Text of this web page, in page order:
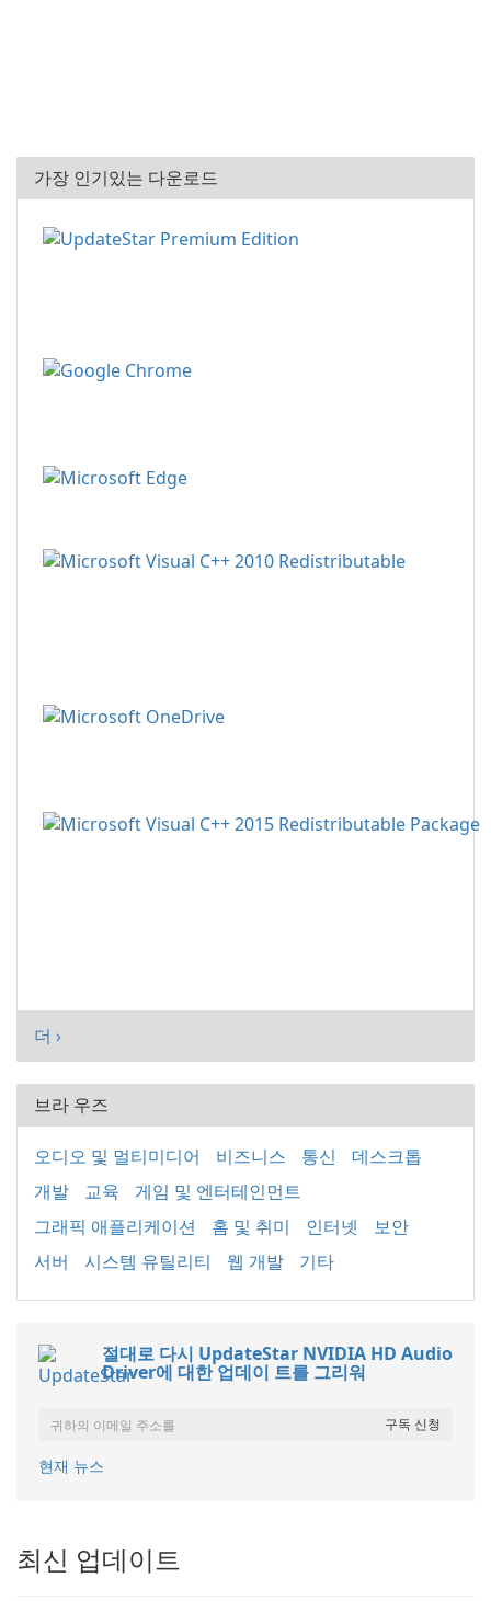
가장 인기있는 다운로드
더 ›
브라 우즈
오디오 및 멀티미디어 비즈니스 통신
데스크톱
개발
교육
게임 및 엔터테인먼트
그래픽 애플리케이션
홈 및 취미 인터넷
보안
서버
시스템 유틸리티 웹 개발 기타
절대로 다시 UpdateStar NVIDIA HD Audio
Driver에 대한 업데이 트를 그리워
현재 뉴스
최신 업데이트